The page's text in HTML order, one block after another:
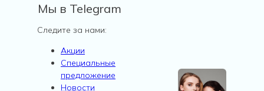
Следите за нами:
Акции
Специальные
предложение
Новости
Мы в Telegram